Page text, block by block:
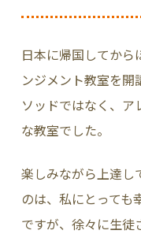
日本に帰国してから
ンジメント教室を開
ソッドではなく、
な教室でした。
楽しみながら上達し
のは、私にとっても
ですが、徐々に生徒